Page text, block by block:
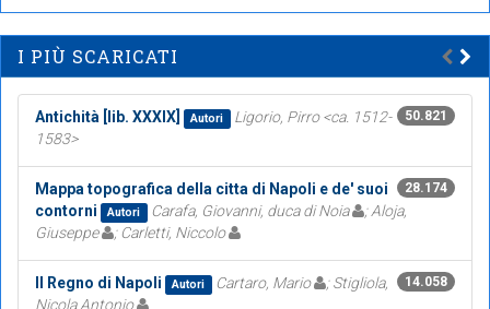
I PIÙ SCARICATI
50.821
Antichità [lib. XXXIX] Autori
Ligorio, Pirro <ca. 1512-
1583>
28.174
Mappa topografica della citta di Napoli e de' suoi
contorni
Autori Carafa, Giovanni, duca di Noia
; Aloja,
Giuseppe
; Carletti, Niccolo
14.058
Il Regno di Napoli Autori Cartaro, Mario
; Stigliola,
Nicola Antonio